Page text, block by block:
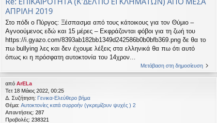
ΑΠΡΙΛΗ 2019
Στο πόδι ο Πύργος: Ξέσπασμα από τους κάτοικους για τον Θύμιο –
Αγνοούμενος εδώ και 15 μέρες – Εκφράζονται φόβοι για τη ζωή του
https://i.gyazo.com/8393ab182bb1349d242586b0b0bfb369.png δε θα το
πω bullying λες και δεν έχουμε λέξεις στα ελληνικά θα πω ότι αυτό
όπως κι η πρόσφατη αυτοκτονία του 14χρον...
Μετάβαση στη δημοσίευση
από ArELa
Τετ 18 Μάιος 2022, 00:25
Δ. Συζήτηση: Γενικα-Ελεύθερο βήμα
Θέμα: Αυτοκτονίες κατά συρροήν (γκρεμίζουν ψυχές ) 2
Απαντήσεις: 287
Προβολές: 238321